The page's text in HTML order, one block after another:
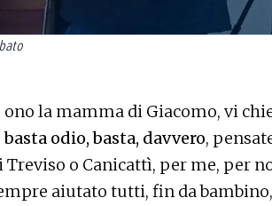
ono la mamma di Giacomo, vi
basta odio, basta, davvero,
Treviso o Canicattì, per me, per
aiutato tutti, fin da